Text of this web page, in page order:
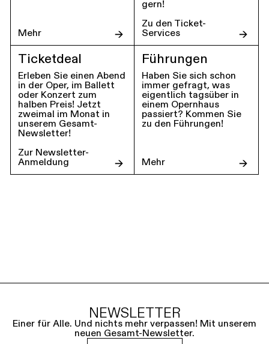
Mehr
gern!
Zu den Ticket-
Services
Ticketdeal
Erleben Sie einen Abend
in der Oper, im Ballett
oder Konzert zum
halben Preis! Jetzt
zweimal im Monat in
unserem Gesamt-
Newsletter!
Zur Newsletter-
Anmeldung
Führungen
Haben Sie sich schon
immer gefragt, was
eigentlich tagsüber in
einem Opernhaus
passiert? Kommen Sie
zu den Führungen!
Mehr
NEWSLETTER
Einer für Alle. Und nichts mehr verpassen! Mit unserem
neuen Gesamt-Newsletter.